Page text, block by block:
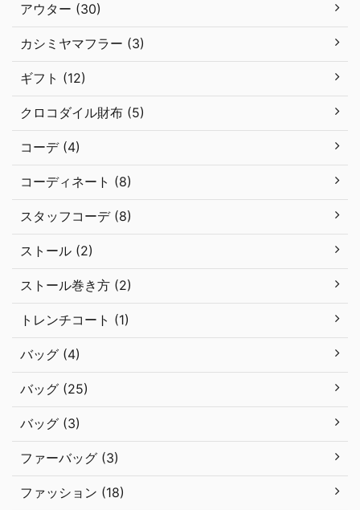
アウター (30)
カシミヤマフラー (3)
ギフト (12)
クロコダイル財布 (5)
コーデ (4)
コーディネート (8)
スタッフコーデ (8)
ストール (2)
ストール巻き方 (2)
トレンチコート (1)
バッグ (4)
バッグ (25)
バッグ (3)
ファーバッグ (3)
ファッション (18)